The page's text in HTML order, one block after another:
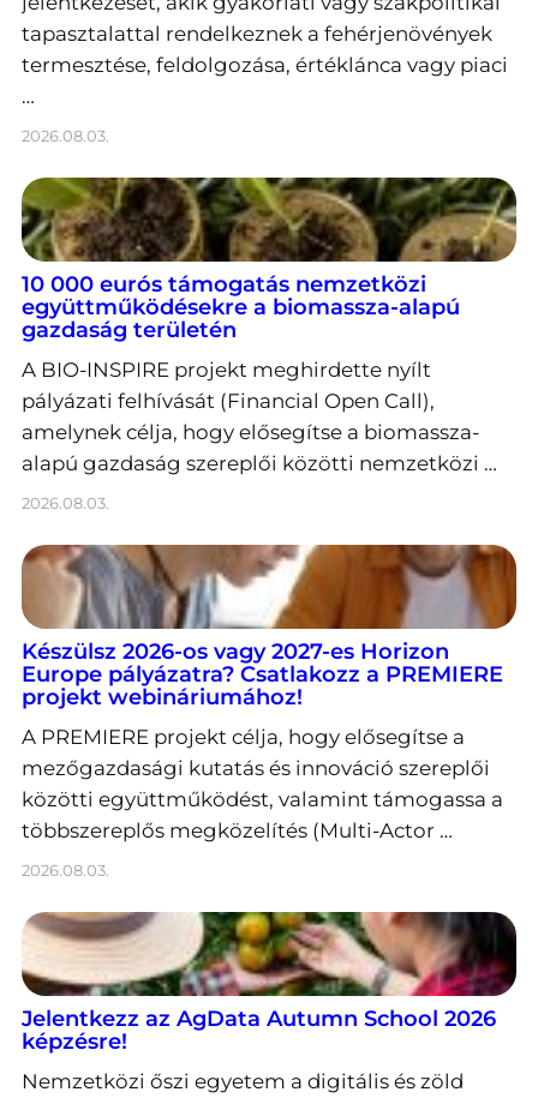
tapasztalattal rendelkeznek a fehérjenövények
termesztése, feldolgozása, értéklánca vagy piaci
…
2026.08.03.
10 000 eurós támogatás nemzetközi
együttműködésekre a biomassza-alapú
gazdaság területén
A BIO-INSPIRE projekt meghirdette nyílt
pályázati felhívását (Financial Open Call),
amelynek célja, hogy elősegítse a biomassza-
alapú gazdaság szereplői közötti nemzetközi …
2026.08.03.
Készülsz 2026-os vagy 2027-es Horizon
Europe pályázatra? Csatlakozz a PREMIERE
projekt webináriumához!
A PREMIERE projekt célja, hogy elősegítse a
mezőgazdasági kutatás és innováció szereplői
közötti együttműködést, valamint támogassa a
többszereplős megközelítés (Multi-Actor …
2026.08.03.
Jelentkezz az AgData Autumn School 2026
képzésre!
Nemzetközi őszi egyetem a digitális és zöld